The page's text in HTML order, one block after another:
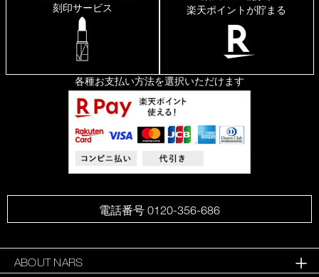
刻印サービス
楽天ポイントが貯まる
各種お支払い方法を選択いただけます
電話番号 0120-356-686
ABOUT NARS